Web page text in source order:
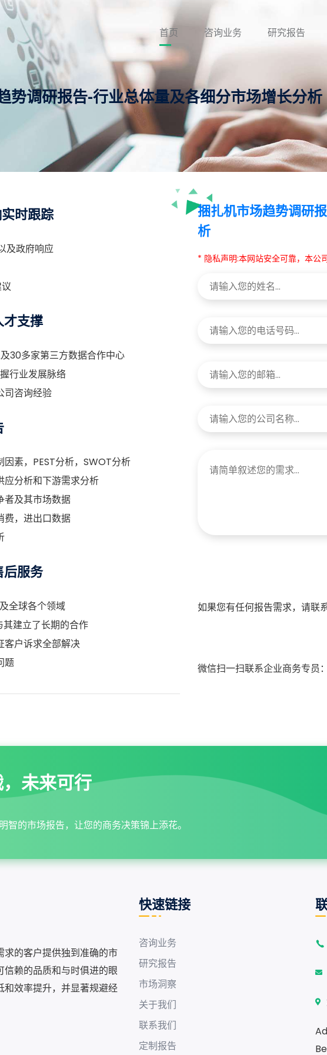
首页 咨询业务 研究报告
势调研报告-行业总体量及各细分市场增长分析
时跟踪
及政府响应
才支撑
30多家第三方数据合作中心
行业发展脉络
司咨询经验
素，PEST分析，SWOT分析
应分析和下游需求分析
者及其市场数据
费，进出口数据
后服务
全球各个领域
建立了长期的合作
客户诉求全部解决
题
捆扎机市场趋势调研
析
* 隐私声明:本网站安全可靠，本公
如果您有任何报告需求，请联系
微信扫一扫联系企业商务专员：
未来可行
智的市场报告，让您的商务决策锦上添花。
的客户提供独到准确的市
赖的品质和与时俱进的眼
效率提升，并显著规避经
快速链接
咨询业务
研究报告
市场洞察
关于我们
联系我们
定制报告